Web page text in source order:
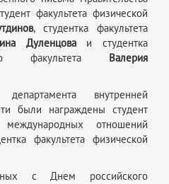
факультета физической
, студентка факультета
Дуленцоваи студентка
факультета Валерия
внутренней
были награждены студент
отношений
факультета физической
с Днем российского